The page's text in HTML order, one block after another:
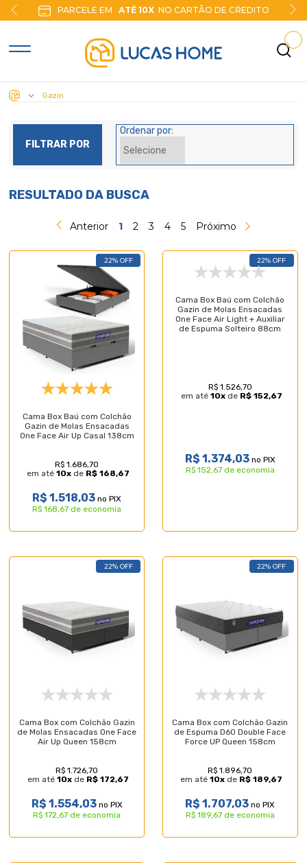
PARCELE EM ATÉ 10X NO CARTÃO DE CŔEDITO
Gazin
FILTRAR POR
Ordenar por:
RESULTADO DA BUSCA
Anterior 1 2 3 4 5 Próximo
22% OFF
Cama Box Baú com Colchão
Gazin de Molas Ensacadas
One Face Air Up Casal 138cm
R$ 1.686,70
em até10x de R$ 168,67
R$ 1.518,03 no PIX
R$ 168,67 de economia
22% OFF
Cama Box Baú com Colchão
Gazin de Molas Ensacadas
One Face Air Light + Auxiliar
de Espuma Solteiro 88cm
R$ 1.526,70
em até 10xde R$ 152,67
R$ 1.374,03no PIX
R$ 152,67 de economia
22% OFF
Cama Box com Colchão Gazin
de Molas Ensacadas One Face
Air Up Queen 158cm
R$ 1.726,70
em até10x de R$ 172,67
R$ 1.554,03no PIX
R$ 172,67 de economia
22% OFF
Cama Box com Colchão Gazin
de Espuma D60 Double Face
Force UP Queen 158cm
R$ 1.896,70
em até10x de R$ 189,67
R$ 1.707,03 no PIX
R$ 189,67 de economia